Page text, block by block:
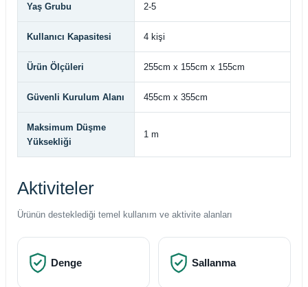
Yaş Grubu 2-5
Kullanıcı Kapasitesi 4 kişi
Ürün Ölçüleri 255cm x 155cm x 155cm
Güvenli Kurulum Alanı 455cm x 355cm
Maksimum Düşme
Yüksekliği
1 m
Aktiviteler
Ürünün desteklediği temel kullanım ve aktivite alanları
Denge Sallanma